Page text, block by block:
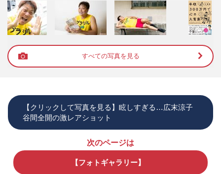
すべての写真を見る
【クリックして写真を見る】眩しすぎる…広末涼子
谷間全開の激レアショット
次のページは
【フォトギャラリー】